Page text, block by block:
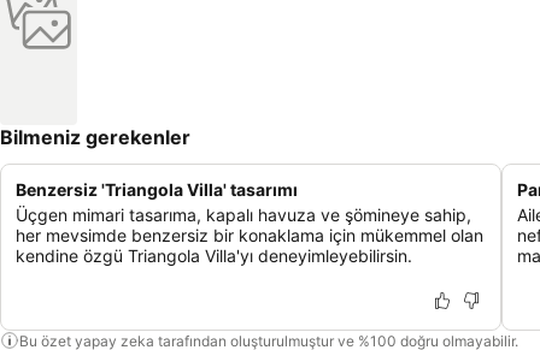
Bilmeniz gerekenler
Benzersiz 'Triangola Villa' tasarımı
Üçgen mimari tasarıma, kapalı havuza ve şömineye sahip,
her mevsimde benzersiz bir konaklama için mükemmel olan
kendine özgü Triangola Villa'yı deneyimleyebilirsin.
Bu özet yapay zeka tarafından oluşturulmuştur ve %100 doğru olmayabilir.